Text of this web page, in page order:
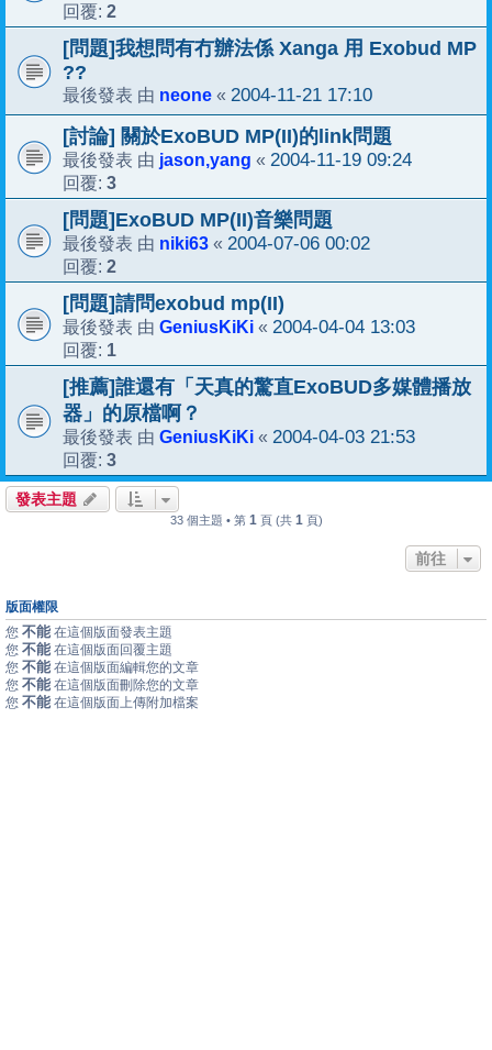
回覆: 2
[問題]我想問有冇辦法係 Xanga 用 Exobud MP
??
最後發表 由 neone « 2004-11-21 17:10
[討論] 關於ExoBUD MP(II)的link問題
最後發表 由 jason,yang « 2004-11-19 09:24
回覆: 3
[問題]ExoBUD MP(II)音樂問題
最後發表 由 niki63 « 2004-07-06 00:02
回覆: 2
[問題]請問exobud mp(II)
最後發表 由 GeniusKiKi « 2004-04-04 13:03
回覆: 1
[推薦]誰還有「天真的驚直ExoBUD多媒體播放
器」的原檔啊？
最後發表 由 GeniusKiKi « 2004-04-03 21:53
回覆: 3
發表主題
33 個主題 • 第 1 頁 (共 1 頁)
前往
版面權限
您 不能 在這個版面發表主題
您 不能 在這個版面回覆主題
您 不能 在這個版面編輯您的文章
您 不能 在這個版面刪除您的文章
您 不能 在這個版面上傳附加檔案